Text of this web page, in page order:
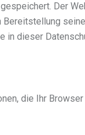
Der
in dieser
die Ihr